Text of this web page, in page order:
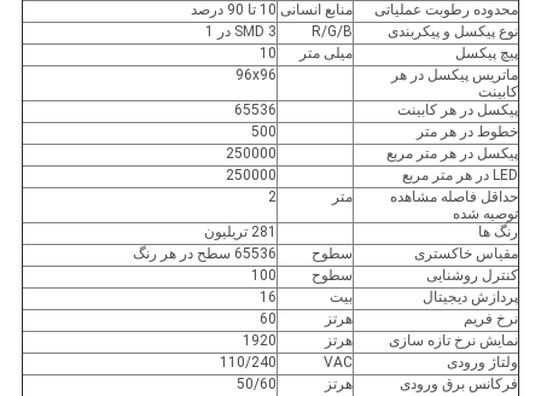
محدوده رطوبت عملیاتی
منابع انسانی 10 تا 90 درصد
نوع پیکسل و پیکربندی
R/G/B
SMD 3 در 1
پیچ پیکسل
میلی متر
10
ماتریس پیکسل در هر
کابینت
96x96
پیکسل در هر کابینت
65536
خطوط در هر متر
500
پیکسل در هر متر مربع
250000
LED در هر متر مربع
250000
حداقل فاصله مشاهده
توصیه شده
متر 2
رنگ ها
281 تریلیون
مقیاس خاکستری
سطوح
65536 سطح در هر رنگ
کنترل روشنایی
سطوح
100
پردازش دیجیتال
بیت
16
نرخ فریم
هرتز
60
نمایش نرخ تازه سازی
هرتز
1920
ولتاژ ورودی
VAC
110/240
فرکانس برق ورودی
هرتز
50/60